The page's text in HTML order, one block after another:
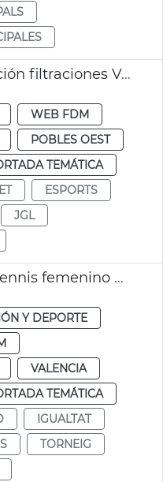
JGL Licitación reparación filtraciones Velódromo València
WEB FDM
POBLES OEST
TEMÁTICA
ESPORTS
JGL
Presentación torneo tennis femenino BBVA Open Internacional
Y DEPORTE
VALENCIA
TEMÁTICA
IGUALTAT
TORNEIG